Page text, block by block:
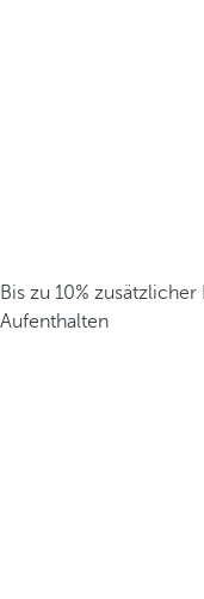
Bis zu 10%
Aufenthalten